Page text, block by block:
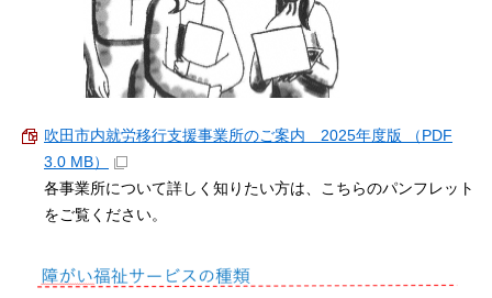
吹田市内就労移行支援事業所のご案内 2025年度版 （PDF
3.0 MB）
各事業所について詳しく知りたい方は、こちらのパンフレット
をご覧ください。